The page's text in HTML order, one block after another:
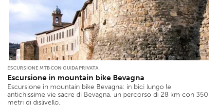
ESCURSIONE MTB CON GUIDA PRIVATA
Escursione in mountain bike Bevagna
Escursione in mountain bike Bevagna: in bici lungo le
antichissime vie sacre di Bevagna, un percorso di 28 km con 350
metri di dislivello.